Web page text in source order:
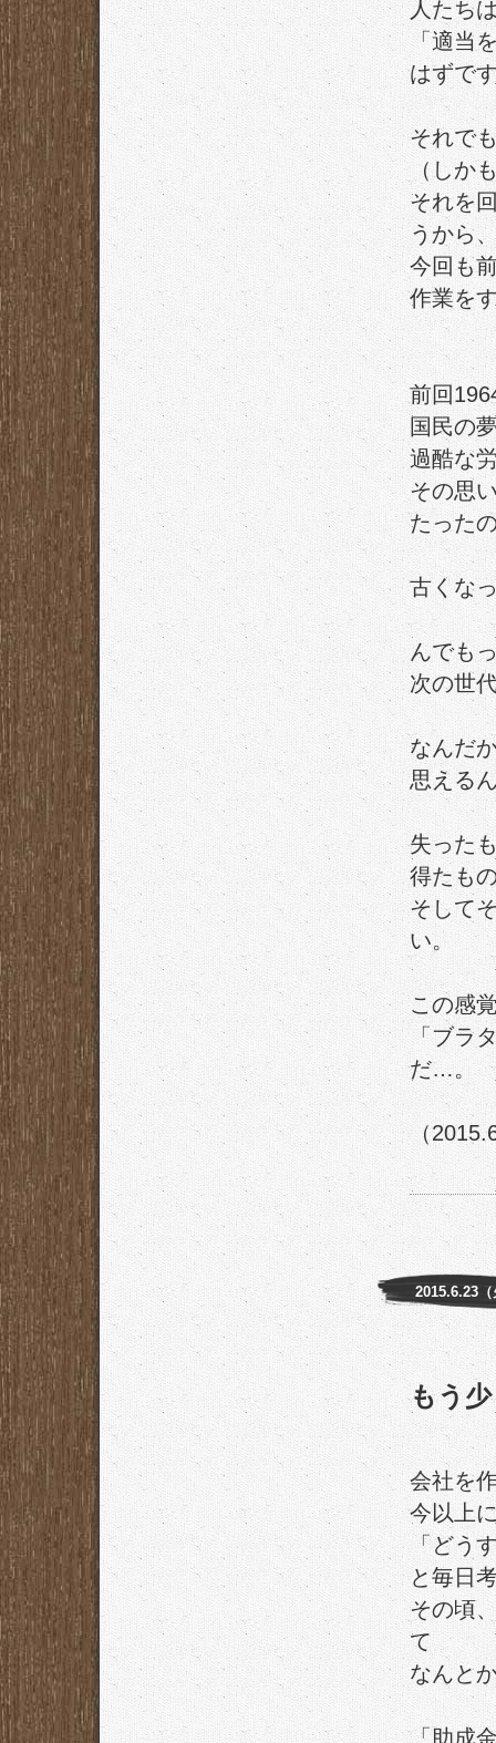
人たち
「適当
はずで
それで
（しか
それを
うから
今回も
作業を
前回
国民の
過酷な
その思
たった
古くな
んでも
次の世
なんだ
思える
失った
得たも
そして
い。
この感
「ブラ
だ…。
（
2015.6.23（
もう
会社を
今以上
「どう
と毎日
その頃
て
なんと
「助成